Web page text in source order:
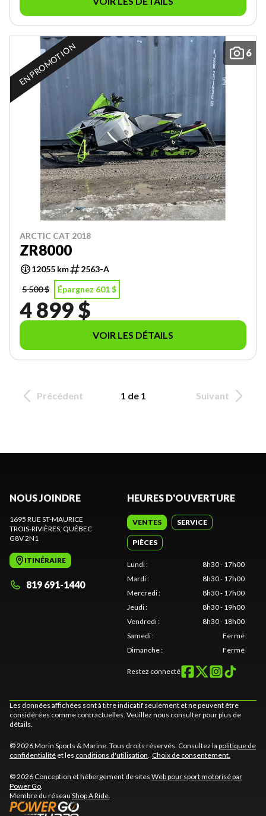
6
EN PROMOTION
ARCTIC CAT 2018
ZR8000
12055 km
2563-A
5 500 $
Épargnez 601 $
4 899 $
VOIR LES DÉTAILS
Précédent 1 de 1 Suivant
NOUS JOINDRE
1695 RUE ST-MAURICE
TROIS-RIVIÈRES, QUÉBEC
G8V 2N1
ITINÉRAIRE
819 691-1440
HEURES D'OUVERTURE
VENTES SERVICE
PIÈCES
Lundi:
8h30 - 17h00
Mardi:
8h30 - 17h00
Mercredi:
8h30 - 17h00
Jeudi:
8h30 - 19h00
Vendredi:
8h30 - 18h00
Samedi:
Fermé
Dimanche: Fermé
Restez connecté
Les données affichées sont à titre indicatif seulement et ne peuvent être
considérées comme contractuelles. Veuillez nous consulter pour plus de
détails.
© 2026 Morin Sports & Marine. Tous droits réservés. Consultez la politique de
confidentialité et les conditions d'utilisation. Choix de consentement.
© 2026 Conception et hébergement de sites Web pour sport motorisé par
Power Go.
Membre du réseau Shop A Ride.